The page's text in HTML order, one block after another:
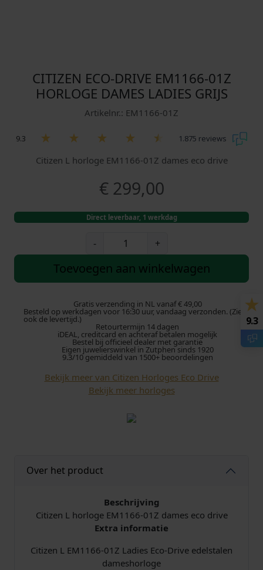
CITIZEN ECO-DRIVE EM1166-01Z
HORLOGE DAMES LADIES GRIJS
Artikelnr.: EM1166-01Z
9.3 1.875 reviews
Citizen L horloge EM1166-01Z dames eco drive
€299,00
Direct leverbaar, 1 werkdag
-
e
n
c
o
D
r
1
-
1
+
Toevoegen aan winkelwagen
Gratis verzending in NL vanaf € 49,00
Besteld op werkdagen voor 16:30 uur, vandaag verzonden. (Zie
ook de levertijd.)
Retourtermijn 14 dagen
iDEAL, creditcard en achteraf betalen mogelijk
Bestel bij officieel dealer met garantie
Eigen juwelierswinkel in Zutphen sinds 1920
9.3/10 gemiddeld van 1500+ beoordelingen
Bekijk meer van Citizen Horloges Eco Drive
Bekijk meer horloges
Over het product
Beschrijving
Citizen L horloge EM1166-01Z dames eco drive
Extra informatie
Citizen L EM1166-01Z Ladies Eco-Drive edelstalen
dameshorloge
9.3